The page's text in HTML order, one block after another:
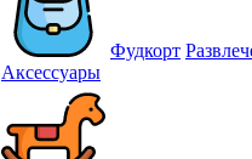
Аксессуары
Фудкорт